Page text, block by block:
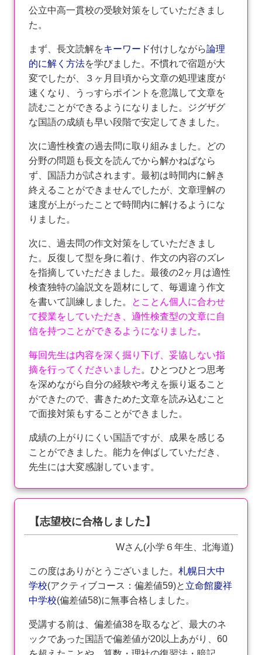
公立中高一貫校の受験対策をしていただきまし
た。
まず、長文読解をキーワード付けしながら論理
的に解く方法を学びました。不慣れで宿題が大
変でしたが、３ヶ月目頃から文章の処理速度が
速くなり、うっすらポイントを意識して文章を
読むことができるようになりました。ジグザグ
な国語の成績も早い段階で安定してきました。
次に適性検査の過去問に取り組みました。どの
分野の問題も長文を読んでから解かねばなら
ず、国語力が試されます。最初は時間内に解き
終えることができませんでしたが、文章理解の
速度が上がったことで時間内に解けるようにな
りました。
次に、過去問の作文対策をしていただきまし
た。反復して型を身に着け、作文の内容のズレ
を指摘していただきました。最後の2ヶ月は適性
検査独特の論説文を題材にして、毎週違う作文
を書いて訓練しました。
とことん個人に合わせ
て授業をしていただき、適性検査型の文章に自
信を持つことができるようになりました 。
毎回先生は内容を深く掘り下げ、妥協しない指
摘を行ってくださいました 。ひとつひとつ思考
を深めながら自分の経験や考えを振り返ること
ができたので、書きためた文章を読み込むこと
で面接対策もすることができました。
成績の上がりにくい国語ですが、成果を感じる
ことができました。能力を伸ばしていただき、
先生には大変感謝しています。
【志望校に合格しました】
Wさん(小学６年生、北海道)
この度はありがとうございました。 札幌日大中
学校(アクティブコース：偏差値59)と 立命館慶祥
中学校(偏差値58)に無事合格しました。
受講する前は、偏差値38を取るなど、最大のネ
ックであった国語で偏差値が20以上あがり、60